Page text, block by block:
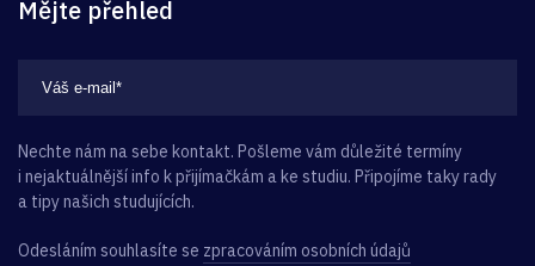
Mějte přehled
Nechte nám na sebe kontakt. Pošleme vám důležité termíny
i nejaktuálnější info k přijímačkám a ke studiu. Připojíme taky rady
a tipy našich studujících.
Odesláním souhlasíte se zpracováním osobních údajů